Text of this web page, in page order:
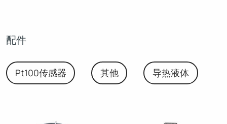
配件
Pt100传感器 其他 导热液体